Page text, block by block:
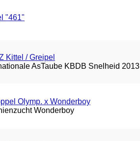
"461"
Kittel / Greipel
AsTaube KBDB Snelheid 2013
Olymp. x Wonderboy
Wonderboy